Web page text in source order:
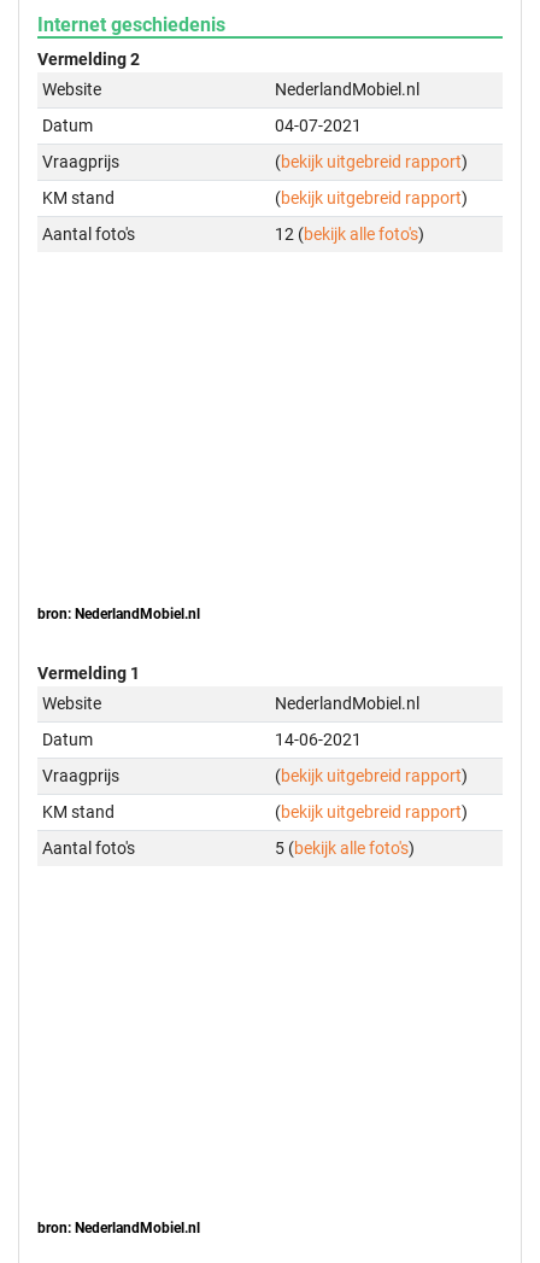
Internet geschiedenis
Vermelding 2
Website
NederlandMobiel.nl
Datum
04-07-2021
Vraagprijs
(bekijk uitgebreid rapport)
KM stand
(bekijk uitgebreid rapport)
Aantal foto's
12 (bekijk alle foto's)
bron: NederlandMobiel.nl
Vermelding 1
Website
NederlandMobiel.nl
Datum
14-06-2021
Vraagprijs
(bekijk uitgebreid rapport)
KM stand
(bekijk uitgebreid rapport)
Aantal foto's
5 (bekijk alle foto's)
bron: NederlandMobiel.nl